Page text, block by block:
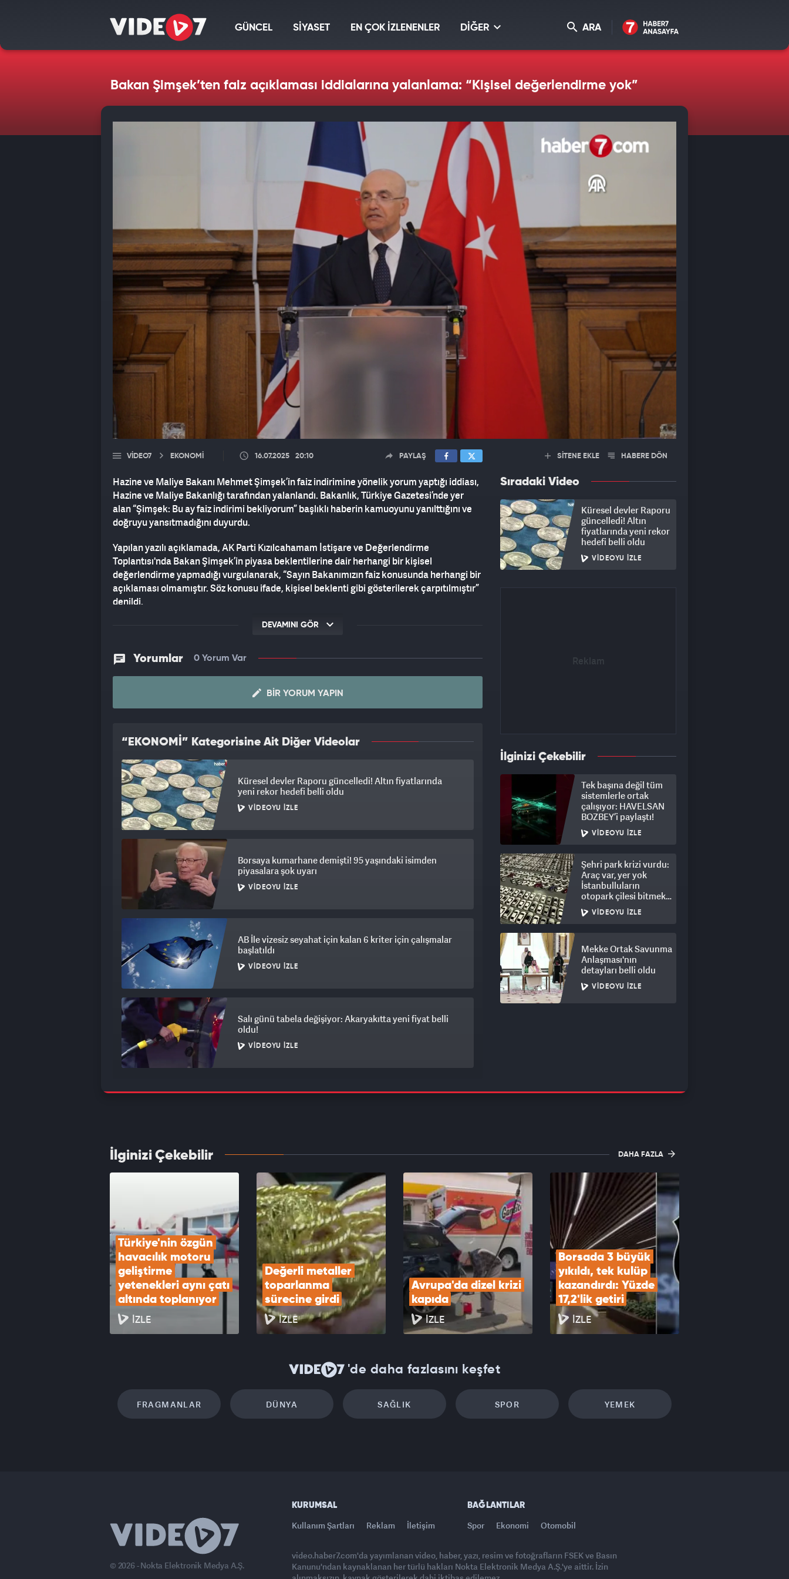
GÜNCEL SİYASET EN ÇOK İZLENENLER DİĞER ARA
Bakan Şimşek’ten faiz açıklaması iddialarına yalanlama: “Kişisel değerlendirme yok”
VIDEO7 EKONOMİ 16.07.2025 20:10 PAYLAŞ
Hazine ve Maliye Bakanı Mehmet Şimşek’in faiz indirimine yönelik yorum yaptığı iddiası,
Hazine ve Maliye Bakanlığı tarafından yalanlandı. Bakanlık, Türkiye Gazetesi’nde yer
alan “Şimşek: Bu ay faiz indirimi bekliyorum” başlıklı haberin kamuoyunu yanılttığını ve
doğruyu yansıtmadığını duyurdu.
Yapılan yazılı açıklamada, AK Parti Kızılcahamam İstişare ve Değerlendirme
Toplantısı'nda Bakan Şimşek’in piyasa beklentilerine dair herhangi bir kişisel
değerlendirme yapmadığı vurgulanarak, “Sayın Bakanımızın faiz konusunda herhangi bir
açıklaması olmamıştır. Söz konusu ifade, kişisel beklenti gibi gösterilerek çarpıtılmıştır”
denildi.
Bakanlık ayrıca, “kulis bilgisi” adı altında yapılan doğruluğu teyit edilmemiş haberlere
uyardı.
DEVAMINI GÖR
Yorumlar 0 Yorum Var
BIR YORUM YAPIN
“EKONOMİ” Kategorisine Ait Diğer Videolar
Küresel devler Raporu güncelledi! Altın fiyatlarında
yeni rekor hedefi belli oldu
VIDEOYU İZLE
Borsaya kumarhane demişti! 95 yaşındaki isimden
piyasalara şok uyarı
VIDEOYU İZLE
AB İle vizesiz seyahat için kalan 6 kriter için çalışmalar
başlatıldı
VIDEOYU İZLE
Salı günü tabela değişiyor: Akaryakıtta yeni fiyat belli
oldu!
VIDEOYU İZLE
Tek başına değil tüm sistemlerle ortak çalışıyor:
HAVELSAN BOZBEY’i paylaştı!
VIDEOYU İZLE
SİTENE EKLE HABERE DÖN
Sıradaki Video
Küresel devler Raporu
güncelledi! Altın
fiyatlarında yeni rekor
hedefi belli oldu
VIDEOYU İZLE
İlginizi Çekebilir
Tek başına değil tüm
sistemlerle ortak
çalışıyor: HAVELSAN
BOZBEY’i paylaştı!
VIDEOYU İZLE
Şehri park krizi vurdu:
Araç var, yer yok
İstanbulluların
otopark çilesi bitmek
bilmiyor
VIDEOYU İZLE
Mekke Ortak Savunma
Anlaşması'nın
detayları belli oldu
VIDEOYU İZLE
İlginizi Çekebilir DAHA FAZLA
Türkiye'nin özgün
havacılık motoru
geliştirme
yetenekleri aynı çatı
altında toplanıyor
İZLE
Değerli metaller
toparlanma
sürecine girdi
İZLE
Avrupa'da dizel krizi
kapıda
İZLE
Borsada 3 büyük
yıkıldı, tek kulüp
kazandırdı: Yüzde
17,2'lik getiri
İZLE
'de daha fazlasını keşfet
FRAGMANLAR DÜNYA SAĞLIK SPOR YEMEK
© 2026 - Nokta Elektronik Medya A.Ş.
KURUMSAL
Kullanım Şartları Reklam İletişim
BAĞLANTILAR
Spor Ekonomi Otomobil
video.haber7.com'da yayımlanan video, haber, yazı, resim ve fotoğrafların FSEK ve Basın
Kanunu'ndan kaynaklanan her türlü hakları Nokta Elektronik Medya A.Ş.'ye aittir. İzin